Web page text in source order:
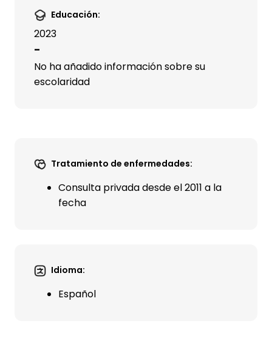
Educación:
2023
-
No ha añadido información sobre su
escolaridad
Tratamiento de enfermedades:
Consulta privada desde el 2011 a la
fecha
Idioma:
Español